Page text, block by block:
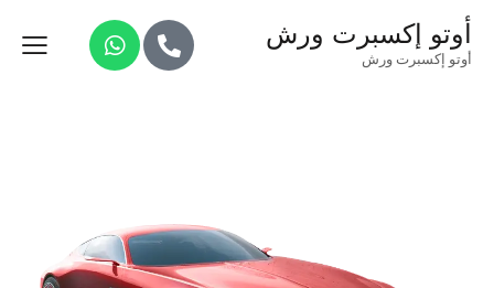
أوتو إكسبرت ورش
أوتو إكسبرت ورش